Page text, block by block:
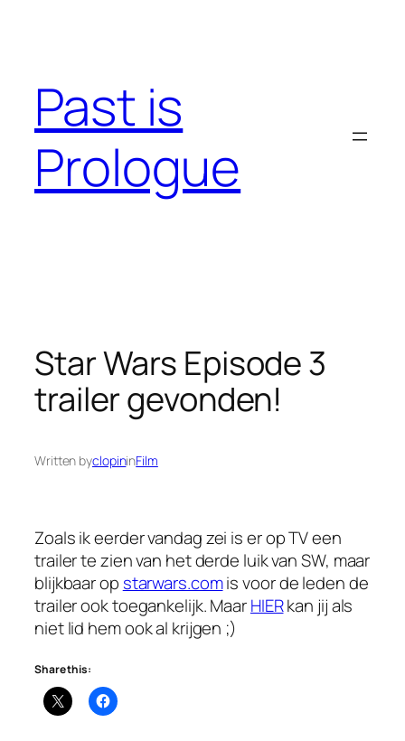
Past is
Prologue
Star Wars Episode 3
trailer gevonden!
Written byclopininFilm
Zoals ik eerder vandag zei is er op TV een
trailer te zien van het derde luik van SW, maar
blijkbaar op starwars.comis voor de leden de
trailer ook toegankelijk. MaarHIERkan jij als
niet lid hem ook al krijgen ;)
Share this: